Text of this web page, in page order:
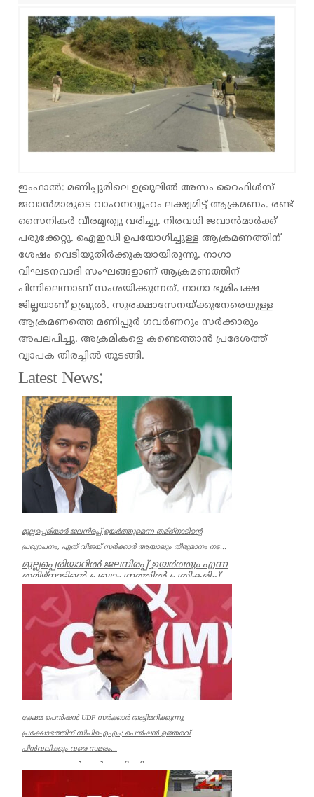
Sports
Jwala
Classifieds
Law
ഇംഫാൽ: മണിപ്പുരിലെ ഉഖ്രുലില്‍ അസം റൈഫിള്‍സ്
ജവാന്‍മാരുടെ വാഹനവ്യൂഹം ലക്ഷ്യമിട്ട് ആക്രമണം. രണ്ട്
സൈനികര്‍ വീരമൃത്യു വരിച്ചു. നിരവധി ജവാന്‍മാര്‍ക്ക്
പരുക്കേറ്റു. ഐഇഡി ഉപയോഗിച്ചുള്ള ആക്രമണത്തിന്
ശേഷം വെടിയുതിര്‍ക്കുകയായിരുന്നു. നാഗാ
വിഘടനവാദി സംഘങ്ങളാണ് ആക്രമണത്തിന്
പിന്നിലെന്നാണ് സംശയിക്കുന്നത്. നാഗാ ഭൂരിപക്ഷ
ജില്ലയാണ് ഉഖ്രുല്‍. സുരക്ഷാസേനയ്ക്കുനേരെയുള്ള
ആക്രമണത്തെ മണിപ്പുര്‍ ഗവര്‍ണറും സര്‍ക്കാരും
അപലപിച്ചു. അക്രമികളെ കണ്ടെത്താന്‍ പ്രദേശത്ത്
വ്യാപക തിരച്ചില്‍ തുടങ്ങി.
Latest News:
മുല്ലപ്പെരിയാർ ജലനിരപ്പ് ഉയർത്തുമെന്ന തമിഴ്നാടിന്റെ
പ്രഖ്യാപനം, ഏത് വിജയ് സർക്കാർ ആയാലും തീരുമാനം നട...
മുല്ലപ്പെരിയാറിൽ ജലനിരപ്പ് ഉയർത്തും എന്ന
തമിഴ്നാടിന്റെ പ്രഖ്യാപനത്തിൽ പ്രതികരിച്ച്
മുൻമന്ത്രി എം എം...
Kerala
ക്ഷേമ പെൻഷൻ UDF സർക്കാർ അട്ടിമറിക്കുന്നു,
പ്രക്ഷോഭത്തിന് സിപിഐഎം; പെൻഷൻ ഉത്തരവ്
പിൻവലിക്കും വരെ സമരം...
ക്ഷേമ പെൻഷൻ അട്ടിമറിക്കാനുള്ള ബോധ
പൂർവമായ ശ്രമമാണ് യു ഡി എഫ് സർക്കാർ
നടത്തുന്നതെന്ന് സിപിഐഎം സംസ്ഥാ...